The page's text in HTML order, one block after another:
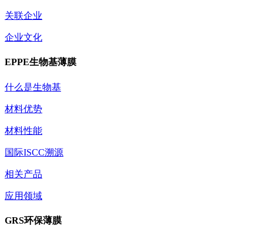
关联企业
企业文化
EPPE生物基薄膜
什么是生物基
材料优势
材料性能
国际ISCC溯源
相关产品
应用领域
GRS环保薄膜